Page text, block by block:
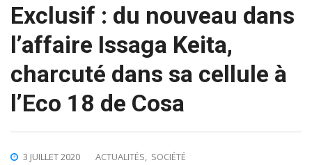
Exclusif : du nouveau dans
l’affaire Issaga Keita,
charcuté dans sa cellule à
l’Eco 18 de Cosa
3 JUILLET 2020 ACTUALITÉS, SOCIÉTÉ